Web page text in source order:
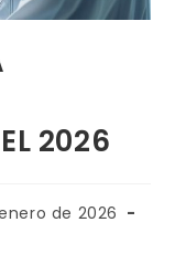
2026
de 2026